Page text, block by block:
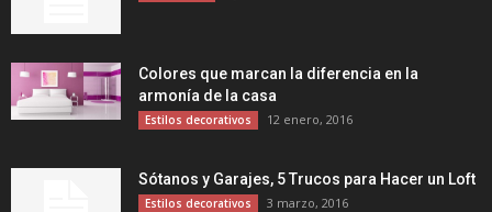
Colores que marcan la diferencia en la
armonía de la casa
Estilos decorativos 12 enero, 2016
Sótanos y Garajes, 5 Trucos para Hacer un Loft
Estilos decorativos 3 marzo, 2016